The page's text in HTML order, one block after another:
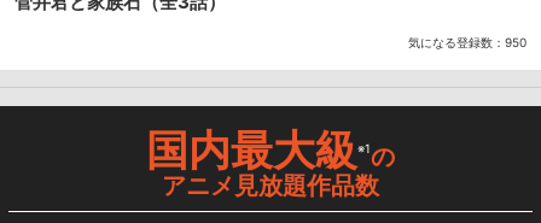
気になる登録数： 950
国内最大級※1の
アニメ見放題作品数